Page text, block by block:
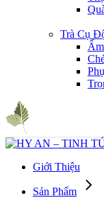
Trà Cụ
Giới Thiệu
Sản Phẩm